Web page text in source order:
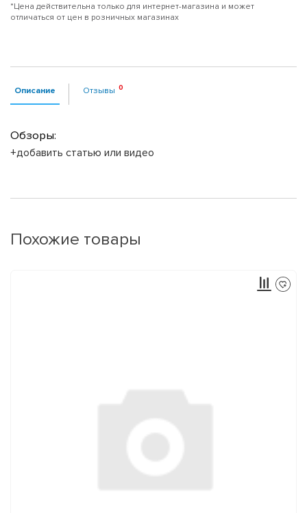
*Цена действительна только для интернет-магазина и может
отличаться от цен в розничных магазинах
Описание Отзывы
Обзоры:
+добавить статью или видео
Похожие товары